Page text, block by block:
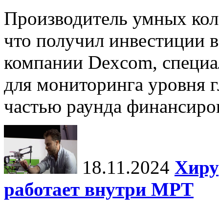
Производитель умных
что получил инвестиции
компании Dexcom,
для мониторинга уровня
частью раунда
18.11.2024
работает внутри МРТ